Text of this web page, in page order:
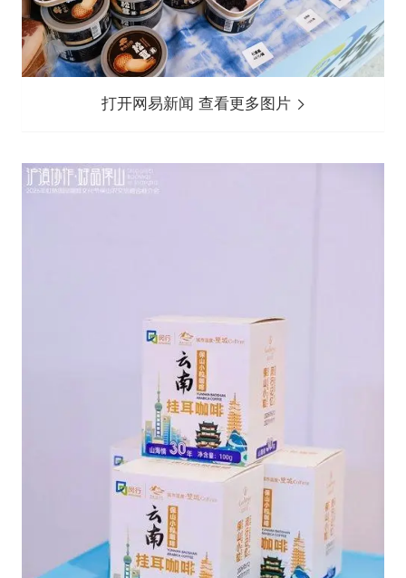
打开网易新闻 查看更多图片